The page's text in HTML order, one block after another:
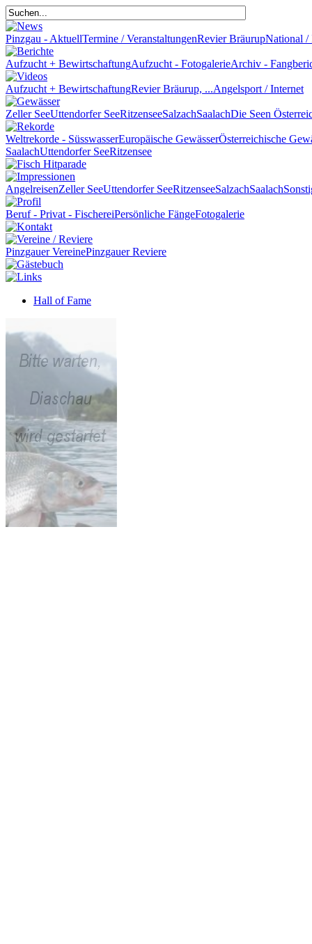
Pinzgau - AktuellTermine / VeranstaltungenRevier BräurupNational /
Aufzucht + BewirtschaftungAufzucht - FotogalerieArchiv -
Aufzucht + BewirtschaftungRevier Bräurup, ...Angelsport / Internet
Zeller SeeUttendorfer SeeRitzenseeSalzachSaalachDie Seen
Weltrekorde - SüsswasserEuropäische GewässerÖsterreichische
SaalachUttendorfer SeeRitzensee
AngelreisenZeller SeeUttendorfer SeeRitzenseeSalzachSaalach
Beruf - Privat - FischereiPersönliche FängeFotogalerie
Pinzgauer VereinePinzgauer Reviere
Hall of Fame